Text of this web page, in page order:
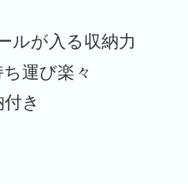
ルが入る収納力
運び楽々
き